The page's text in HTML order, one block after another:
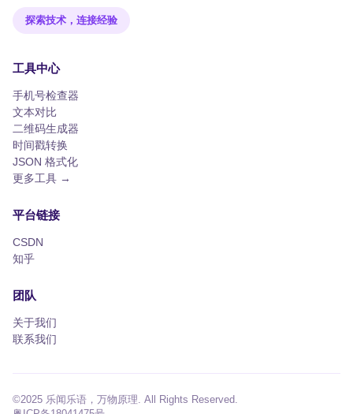
探索技术，连接经验
工具中心
手机号检查器
文本对比
二维码生成器
时间戳转换
JSON 格式化
更多工具 →
平台链接
CSDN
知乎
团队
关于我们
联系我们
©2025 乐闻乐语，万物原理. All Rights Reserved.